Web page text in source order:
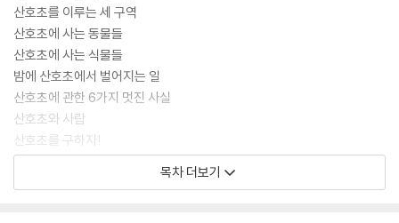
산호초를 이루는 세 구역
산호초에 사는 동물들
산호초에 사는 식물들
밤에 산호초에서 벌어지는 일
산호초에 관한 6가지 멋진 사실
산호초와 사람
산호초를 구하자!
도전! 산호초 박사
목차 더보기